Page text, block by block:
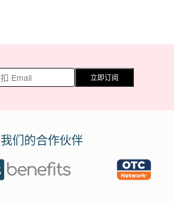
立即订阅
我们的合作伙伴